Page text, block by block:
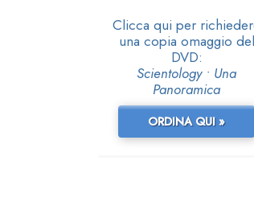
Clicca qui per
una copia omaggio del
DVD:
Scientology • Una
Panoramica
ORDINA QUI »